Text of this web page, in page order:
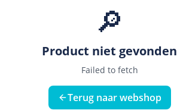
🔎
Product niet gevonden
Failed to fetch
Terug naar webshop